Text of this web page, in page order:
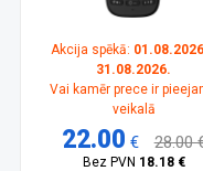
Akcija spēkā:
31.08.2026.
Vai kamēr prece ir
veikalā
22.00 € 28.00
Bez PVN 18.18 €